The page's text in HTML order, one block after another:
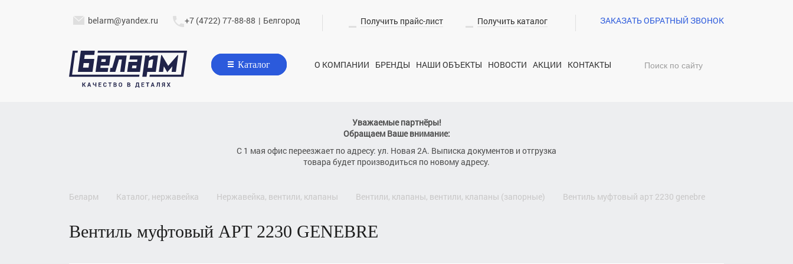
belarm@yandex.ru +7 (4722) 77-88-88 | Белгород Получить прайс-лист Получить каталог ЗАКАЗАТЬ ОБРАТНЫЙ ЗВОНОК
Каталог О КОМПАНИИ БРЕНДЫ НАШИ ОБЪЕКТЫ НОВОСТИ АКЦИИ КОНТАКТЫ
Уважаемые партнёры!
Обращаем Ваше внимание:
С 1 мая офис переезжает по адресу: ул. Новая 2А. Выписка документов и отгрузка
товара будет производиться по новому адресу.
беларм каталог, нержавейка нержавейка, вентили, клапаны вентили, клапаны, вентили, клапаны (запорные) вентиль муфтовый арт 2230 genebre
вентиль муфтовый АРТ 2230 GENEBRE